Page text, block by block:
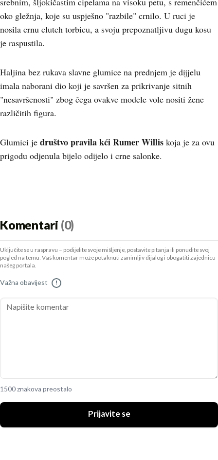
oko gležnja, koje su uspješno "razbile" crnilo. U ruci je
nosila crnu clutch torbicu, a svoju prepoznatljivu dugu kosu
je raspustila.
Haljina bez rukava slavne glumice na prednjem je dijjelu
imala naborani dio koji je savršen za prikrivanje sitnih
"nesavršenosti" zbog čega ovakve modele vole nositi žene
različitih figura.
Glumici je društvo pravila kći Rumer Willis koja je za ovu
prigodu odjenula bijelo odijelo i crne salonke.
Komentari (0)
Uključite se u raspravu – podijelite svoje mišljenje, postavite pitanja ili ponudite svoj
pogled na temu. Vaš komentar može potaknuti zanimljiv dijalog i obogatiti zajednicu
našeg portala.
Važna obavijest !
1500 znakova preostalo
Prijavite se